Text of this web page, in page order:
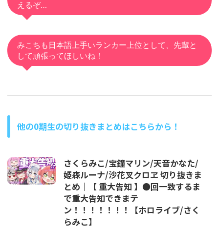
えるぞ…
みこちも日本語上手いランカー上位として、先輩と
して頑張ってほしいね！
他の0期生の切り抜きまとめはこちらから！
さくらみこ/宝鐘マリン/天音かなた/
姫森ルーナ/沙花叉クロヱ 切り抜きま
とめ｜【 重大告知 】●回一致するま
で重大告知できまテ
ン！！！！！！！【ホロライブ/さく
らみこ】